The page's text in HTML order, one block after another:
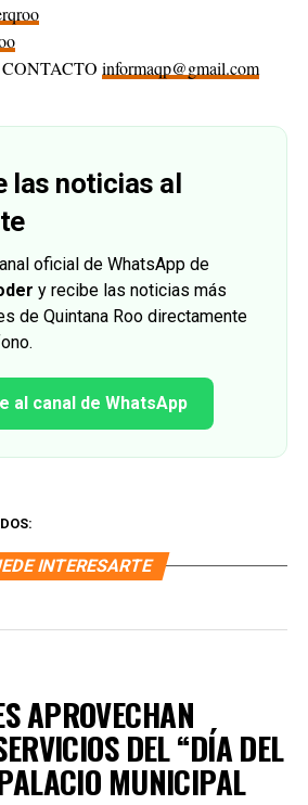
informaqp@gmail.com
las noticias al
oficial de WhatsApp de
y recibe las noticias más
de Quintana Roo directamente
al canal de WhatsApp
INTERESARTE
APROVECHAN
DEL “DÍA DEL
MUNICIPAL